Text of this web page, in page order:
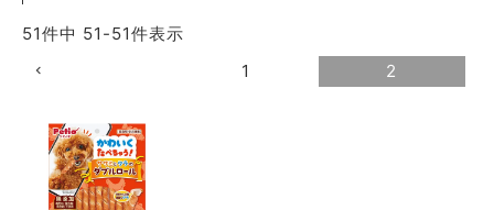
ACCOUNT MENU
ようこそ ゲスト 様
51件中 51 -51件表示
1
2